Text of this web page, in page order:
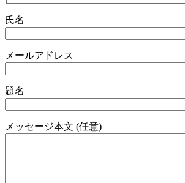
氏名
メールアドレス
題名
メッセージ本文 (任意)